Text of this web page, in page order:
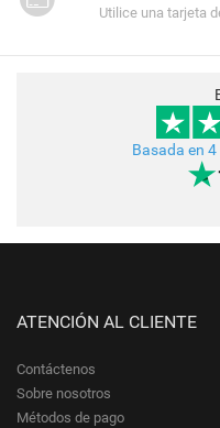
Utilice una tarjeta
Basada en
ATENCIÓN AL CLIENTE
Contáctenos
Sobre nosotros
Métodos de pago